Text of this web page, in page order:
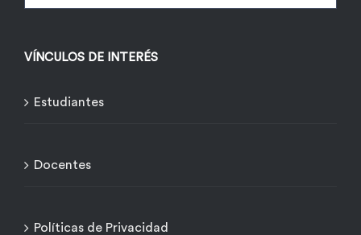
VÍNCULOS DE INTERÉS
Estudiantes
Docentes
Políticas de Privacidad